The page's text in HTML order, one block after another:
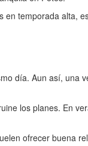
temporada alta,
día. Aun así, una
los planes. En
ofrecer buena